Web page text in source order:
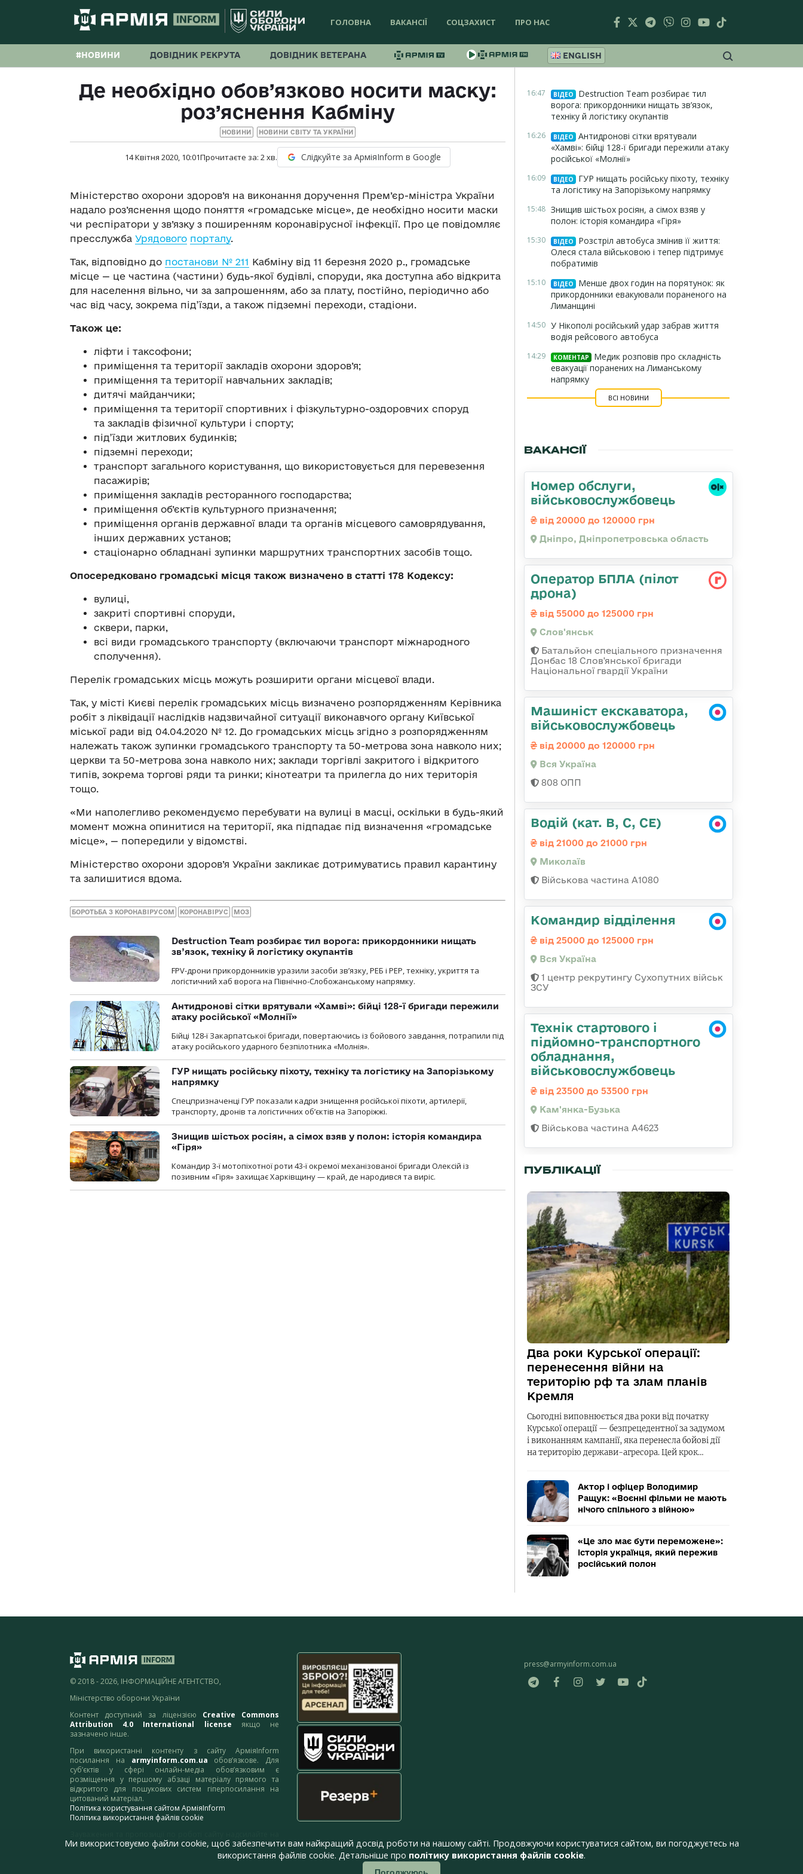
ГОЛОВНА ВАКАНСІЇ СОЦЗАХИСТ ПРО НАС
#НОВИНИ ДОВІДНИК РЕКРУТА ДОВІДНИК ВЕТЕРАНА ENGLISH
Де необхідно обов’язково носити маску:
роз’яснення Кабміну
НОВИНИ НОВИНИ СВІТУ ТА УКРАЇНИ
14 Квітня 2020, 10:01Прочитаєте за: 2хв. Слідкуйте за АрміяInform в Google
Міністерство охорони здоров’я на виконання доручення Прем’єр-міністра України
надало роз’яснення щодо поняття «громадське місце», де необхідно носити маски
чи респіратори у зв’язку з поширенням коронавірусної інфекції. Про це повідомляє
пресслужба Урядового порталу.
Так, відповідно до постанови № 211 Кабміну від 11 березня 2020 р., громадське
місце — це частина (частини) будь-якої будівлі, споруди, яка доступна або відкрита
для населення вільно, чи за запрошенням, або за плату, постійно, періодично або
час від часу, зокрема під’їзди, а також підземні переходи, стадіони.
Також це:
ліфти і таксофони;
приміщення та території закладів охорони здоров’я;
приміщення та території навчальних закладів;
дитячі майданчики;
приміщення та території спортивних і фізкультурно-оздоровчих споруд
та закладів фізичної культури і спорту;
під’їзди житлових будинків;
підземні переходи;
транспорт загального користування, що використовується для перевезення
пасажирів;
приміщення закладів ресторанного господарства;
приміщення об’єктів культурного призначення;
приміщення органів державної влади та органів місцевого самоврядування,
інших державних установ;
стаціонарно обладнані зупинки маршрутних транспортних засобів тощо.
Опосередковано громадські місця також визначено в статті 178 Кодексу:
вулиці,
закриті спортивні споруди,
сквери, парки,
всі види громадського транспорту (включаючи транспорт міжнародного
сполучення).
Перелік громадських місць можуть розширити органи місцевої влади.
Так, у місті Києві перелік громадських місць визначено розпорядженням Керівника
робіт з ліквідації наслідків надзвичайної ситуації виконавчого органу Київської
міської ради від 04.04.2020 № 12. До громадських місць згідно з розпорядженням
належать також зупинки громадського транспорту та 50-метрова зона навколо них;
церкви та 50-метрова зона навколо них; заклади торгівлі закритого і відкритого
типів, зокрема торгові ряди та ринки; кінотеатри та прилегла до них територія
тощо.
«Ми наполегливо рекомендуємо перебувати на вулиці в масці, оскільки в будь-який
момент можна опинитися на території, яка підпадає під визначення «громадське
місце», — попередили у відомстві.
Міністерство охорони здоров’я України закликає дотримуватись правил карантину
та залишитися вдома.
БОРОТЬБА З КОРОНАВІРУСОМ КОРОНАВІРУС МОЗ
Destruction Team розбирає тил ворога: прикордонники нищать
зв’язок, техніку й логістику окупантів
FPV-дрони прикордонників уразили засоби зв’язку, РЕБ і РЕР, техніку, укриття та
логістичний хаб ворога на Північно-Слобожанському напрямку.
Антидронові сітки врятували «Хамві»: бійці 128-ї бригади пережили
атаку російської «Молнії»
Бійці 128-ї Закарпатської бригади, повертаючись із бойового завдання, потрапили під
атаку російського ударного безпілотника «Молнія».
ГУР нищать російську піхоту, техніку та логістику на Запорізькому
напрямку
Спецпризначенці ГУР показали кадри знищення російської піхоти, артилерії,
транспорту, дронів та логістичних об’єктів на Запоріжжі.
Знищив шістьох росіян, а сімох взяв у полон: історія командира
«Гіря»
Командир 3-ї мотопіхотної роти 43-ї окремої механізованої бригади Олексій із
позивним «Гіря» захищає Харківщину — край, де народився та виріс.
16:47 ВІДЕО
Destruction Team розбирає тил
ворога: прикордонники нищать зв’язок,
техніку й логістику окупантів
16:26 ВІДЕО
Антидронові сітки врятували
«Хамві»: бійці 128-ї бригади пережили атаку
російської «Молнії»
16:09 ВІДЕО
ГУР нищать російську піхоту, техніку
та логістику на Запорізькому напрямку
15:48 Знищив шістьох росіян, а сімох взяв у
полон: історія командира «Гіря»
15:30 ВІДЕО
Розстріл автобуса змінив її життя:
Олеся стала військовою і тепер підтримує
побратимів
15:10 ВІДЕО
Менше двох годин на порятунок: як
прикордонники евакуювали пораненого на
Лиманщині
14:50 У Нікополі російський удар забрав життя
водія рейсового автобуса
14:29 КОМЕНТАР
Медик розповів про складність
евакуації поранених на Лиманському
напрямку
ВСІ НОВИНИ
ВАКАНСІЇ
Номер обслуги,
військовослужбовець
від 20000 до 120000 грн
Дніпро, Дніпропетровська область
Оператор БПЛА (пілот
дрона)
від 55000 до 125000 грн
Слов'янськ
Батальйон спеціального призначення
Донбас 18 Слов'янської бригади
Національної гвардії України
Машиніст екскаватора,
військовослужбовець
від 20000 до 120000 грн
Вся Україна
808 ОПП
Водій (кат. B, C, CE)
від 21000 до 21000 грн
Миколаїв
Військова частина А1080
Командир відділення
від 25000 до 125000 грн
Вся Україна
1 центр рекрутингу Сухопутних військ
ЗСУ
Технік стартового і
підйомно-транспортного
обладнання,
військовослужбовець
від 23500 до 53500 грн
Кам'янка-Бузька
Військова частина А4623
ПУБЛІКАЦІЇ
Два роки Курської операції:
перенесення війни на
територію рф та злам планів
Кремля
Сьогодні виповнюється два роки від початку
Курської операції — безпрецедентної за задумом
і виконанням кампанії, яка перенесла бойові дії
на територію держави-агресора. Цей крок…
Актор і офіцер Володимир
Ращук: «Воєнні фільми не мають
нічого спільного з війною»
«Це зло має бути переможене»:
історія українця, який пережив
російський полон
© 2018 - 2026, ІНФОРМАЦІЙНЕ АГЕНТСТВО,
Міністерство оборони України
Контент доступний за ліцензією Creative Commons
Attribution 4.0 International license якщо не
зазначено інше.
При використанні контенту з сайту АрміяInform
посилання на armyinform.com.ua обов’язкове. Для
суб’єктів у сфері онлайн-медіа обов’язковим є
розміщення у першому абзаці матеріалу прямого та
відкритого для пошукових систем гіперпосилання на
цитований матеріал.
Політика користування сайтом АрміяInform
Політика використання файлів cookie
адресу:webmaster@armyinform.com.ua
press@armyinform.com.ua
Ми використовуємо файли cookie, щоб забезпечити вам найкращий досвід роботи на нашому сайті. Продовжуючи користуватися сайтом, ви погоджуєтесь на
використання файлів cookie. Детальніше про політику використання файлів cookie.